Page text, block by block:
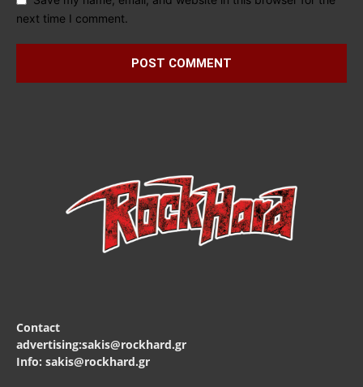
next time I comment.
Contact
advertising:sakis@rockhard.gr
Info: sakis@rockhard.gr